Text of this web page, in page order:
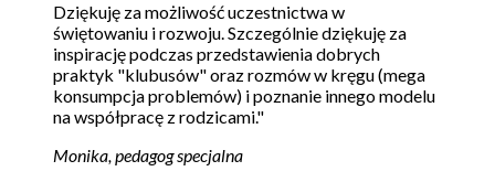
Dziękuję za możliwość uczestnictwa w
świętowaniu i rozwoju. Szczególnie dziękuję za
inspirację podczas przedstawienia dobrych
praktyk "klubusów" oraz rozmów w kręgu (mega
konsumpcja problemów) i poznanie innego modelu
na współpracę z rodzicami."
Monika, pedagog specjalna